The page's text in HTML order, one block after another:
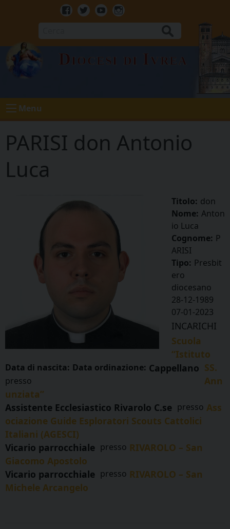
Facebook
TwitterYoutubeInstagram
Diocesi di Ivrea
Menu
PARISI don Antonio
Luca
Titolo: don
Nome: Anton
io Luca
Cognome: P
ARISI
Tipo: Presbit
ero
diocesano
Data di nascita:
28-12-1989
Data ordinazione:
07-01-2023
INCARICHI
Cappellano
presso
Scuola
“Istituto
SS.
Ann
unziata”
Assistente Ecclesiastico Rivarolo C.se presso Ass
ociazione Guide Esploratori Scouts Cattolici
Italiani (AGESCI)
Vicario parrocchiale presso RIVAROLO – San
Giacomo Apostolo
Vicario parrocchiale presso RIVAROLO – San
Michele Arcangelo